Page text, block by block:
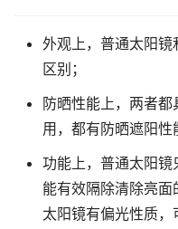
外观上，普通太阳
区别；
防晒性能上，两者
用，都有防晒遮阳性
功能上，普通太阳
能有效隔除清除亮
太阳镜有偏光性质